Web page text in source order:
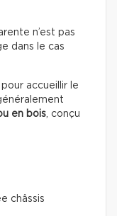
n’est pas
dans le cas
accueillir le
en bois , conçu
châssis